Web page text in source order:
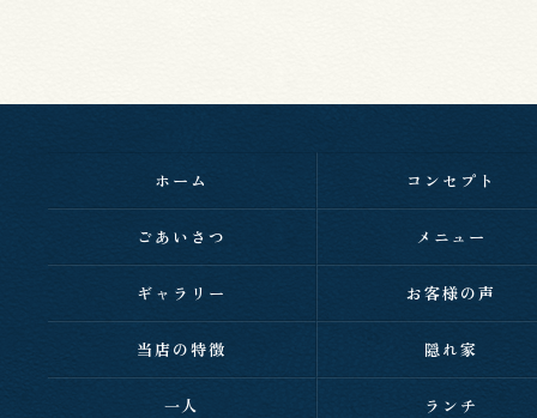
ホーム コンセプト
ごあいさつ メニュー
ギャラリー お客様の声
当店の特徴 隠れ家
一人 ランチ